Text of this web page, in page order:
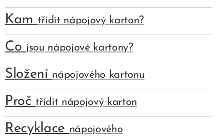
Kam třídit nápojový karton?
Co jsou nápojové kartony?
Složení nápojového kartonu
Proč třídit nápojový karton
Recyklace nápojového